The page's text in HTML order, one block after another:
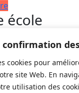
cookies pour
site Web. En
utilisation des
école
de l’école
l’école